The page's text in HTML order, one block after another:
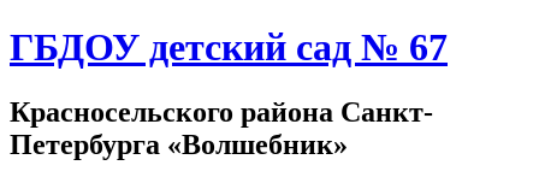
ГБДОУ детский сад № 67
Красносельского района Санкт-
Петербурга «Волшебник»